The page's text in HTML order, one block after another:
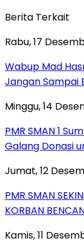
Berita Terkait
Rabu, 17
Wabup Mad
Jangan Sampai
Minggu, 14
PMR SMAN 1
Galang Donasi
Jumat, 12
PMR SMAN
KORBAN
Kamis, 11